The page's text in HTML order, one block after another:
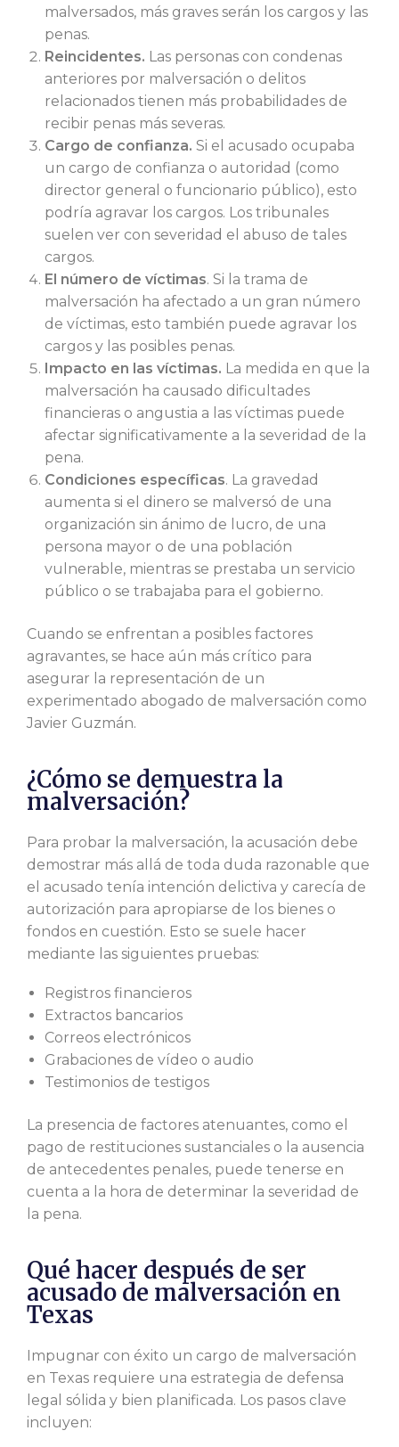
malversados, más graves serán los cargos y las
penas.
Reincidentes. Las personas con condenas
anteriores por malversación o delitos
relacionados tienen más probabilidades de
recibir penas más severas.
Cargo de confianza. Si el acusado ocupaba
un cargo de confianza o autoridad (como
director general o funcionario público), esto
podría agravar los cargos. Los tribunales
suelen ver con severidad el abuso de tales
cargos.
El número de víctimas. Si la trama de
malversación ha afectado a un gran número
de víctimas, esto también puede agravar los
cargos y las posibles penas.
Impacto en las víctimas. La medida en que la
malversación ha causado dificultades
financieras o angustia a las víctimas puede
afectar significativamente a la severidad de la
pena.
Condiciones específicas. La gravedad
aumenta si el dinero se malversó de una
organización sin ánimo de lucro, de una
persona mayor o de una población
vulnerable, mientras se prestaba un servicio
público o se trabajaba para el gobierno.
Cuando se enfrentan a posibles factores
agravantes, se hace aún más crítico para
asegurar la representación de un
experimentado abogado de malversación como
Javier Guzmán.
¿Cómo se demuestra la
malversación?
Para probar la malversación, la acusación debe
demostrar más allá de toda duda razonable que
el acusado tenía intención delictiva y carecía de
autorización para apropiarse de los bienes o
fondos en cuestión. Esto se suele hacer
mediante las siguientes pruebas:
Registros financieros
Extractos bancarios
Correos electrónicos
Grabaciones de vídeo o audio
Testimonios de testigos
La presencia de factores atenuantes, como el
pago de restituciones sustanciales o la ausencia
de antecedentes penales, puede tenerse en
cuenta a la hora de determinar la severidad de
la pena.
Qué hacer después de ser
acusado de malversación en
Texas
Impugnar con éxito un cargo de malversación
en Texas requiere una estrategia de defensa
legal sólida y bien planificada. Los pasos clave
incluyen: